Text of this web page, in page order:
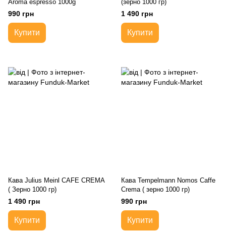
Aroma espresso 1000g
990 грн
Купити
(зерно 1000 гр)
1 490 грн
Купити
Кава Julius Meinl CAFE CREMA
( Зерно 1000 гр)
1 490 грн
Купити
Кава Tempelmann Nomos Caffe
Crema ( зерно 1000 гр)
990 грн
Купити